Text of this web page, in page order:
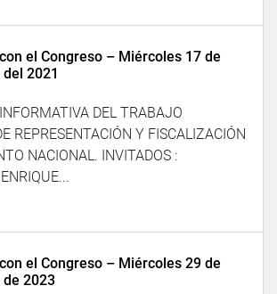
el Congreso – Miércoles 17 de
2021
DEL TRABAJO
REPRESENTACIÓN Y FISCALIZACIÓN
NACIONAL. INVITADOS :
el Congreso – Miércoles 29 de
2023